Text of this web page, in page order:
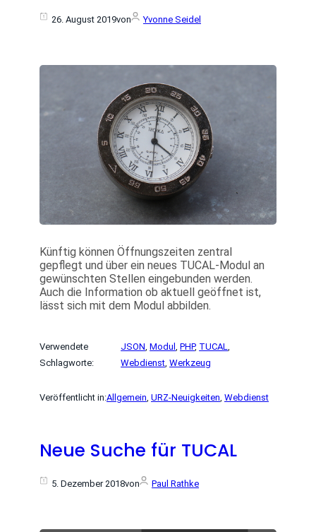
26. August 2019von Yvonne Seidel
Künftig können Öffnungszeiten zentral
gepflegt und über ein neues TUCAL-Modul an
gewünschten Stellen eingebunden werden.
Auch die Information ob aktuell geöffnet ist,
lässt sich mit dem Modul abbilden.
Verwendete
Schlagworte:
JSON , Modul , PHP, TUCAL
Webdienst , Werkzeug
Veröffentlicht in:Allgemein URZ-Neuigkeiten Webdienst
Neue Suche für TUCAL
5. Dezember 2018von Paul Rathke